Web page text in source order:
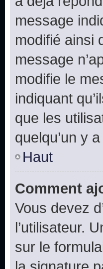
message
modifié ainsi
message
modifie le
indiquant
que les
quelqu’un y
Haut
Comment
Vous devez
l’utilisateur.
sur le